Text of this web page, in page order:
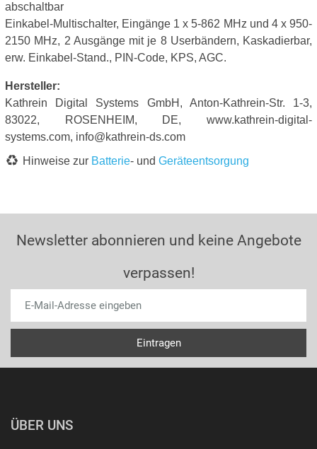
abschaltbar
Einkabel-Multischalter, Eingänge 1 x 5-862 MHz und 4 x 950-
2150 MHz, 2 Ausgänge mit je 8 Userbändern, Kaskadierbar,
erw. Einkabel-Stand., PIN-Code, KPS, AGC.
Hersteller:
Kathrein Digital Systems GmbH, Anton-Kathrein-Str. 1-3,
83022, ROSENHEIM, DE, www.kathrein-digital-
systems.com, info@kathrein-ds.com
Hinweise zur Batterie- und Geräteentsorgung
Newsletter abonnieren und keine Angebote
verpassen!
ÜBER UNS